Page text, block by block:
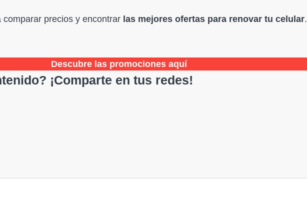
comparar precios y encontrar las mejores ofertas para renovar tu celular
Descubre las promociones aquí
¡Comparte en tus redes!